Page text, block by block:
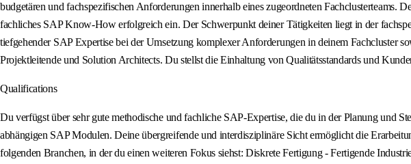
budgetären und fachspezifischen Anforderungen innerhalb eines zugeordneten Fachclusterteams.
fachliches SAP Know-How erfolgreich ein. Der Schwerpunkt deiner Tätigkeiten liegt in der
tiefgehender SAP Expertise bei der Umsetzung komplexer Anforderungen in deinem Fachcluster
Projektleitende und Solution Architects. Du stellst die Einhaltung von Qualitätsstandards und
Qualifications
Du verfügst über sehr gute methodische und fachliche SAP-Expertise, die du in der Planung und
abhängigen SAP Modulen. Deine übergreifende und interdisziplinäre Sicht ermöglicht die
folgenden Branchen, in der du einen weiteren Fokus siehst: Diskrete Fertigung - Fertigende